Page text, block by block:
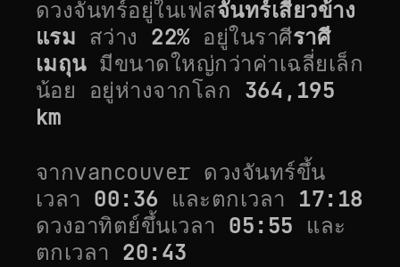
ดวงจันทร์อยู่ในเฟสจันทร์เสี้ยวข้าง
แรม สว่าง 22%อยู่ในราศีราศี
เมถุนมีขนาดใหญ่กว่าค่าเฉลี่ยเล็ก
น้อย อยู่ห่างจากโลก 364,195
km
จากvancouver ดวงจันทร์ขึ้น
เวลา 00:36 และตกเวลา 17:18
ดวงอาทิตย์ขึ้นเวลา 05:55 และ
ตกเวลา 20:43